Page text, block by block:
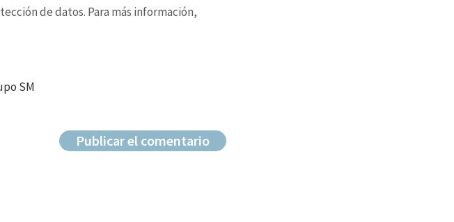
de datos. Para más información,
SM